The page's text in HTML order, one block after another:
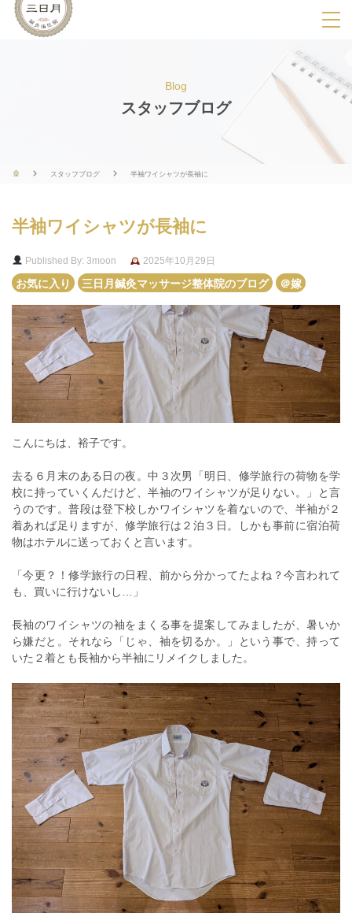
SPメニ
ー
展
用
ボ
Blog
スタッフブログ
スタッフブログ 半袖ワイシャツが長袖に
半袖ワイシャツが長袖に
Published By: 3moon
2025年10月29日
お気に入り
三日月鍼灸マッサージ整体院のブログ ＠嫁
こんにちは、裕子です。
去る６月末のある日の夜。中３次男「明日、修学旅行の荷物を学
校に持っていくんだけど、半袖のワイシャツが足りない。」と言
うのです。普段は登下校しかワイシャツを着ないので、半袖が２
着あれば足りますが、修学旅行は２泊３日。しかも事前に宿泊荷
物はホテルに送っておくと言います。
「今更？！修学旅行の日程、前から分かってたよね？今言われて
も、買いに行けないし…」
長袖のワイシャツの袖をまくる事を提案してみましたが、暑いか
ら嫌だと。それなら「じゃ、袖を切るか。」という事で、持って
いた２着とも長袖から半袖にリメイクしました。